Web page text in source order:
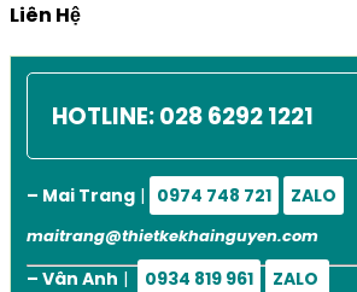
Liên Hệ
HOTLINE:028 6292 1221
– Mai Trang| 0974 748 721 ZALO
maitrang@thietkekhainguyen.com
– Vân Anh | 0934 819 961 ZALO